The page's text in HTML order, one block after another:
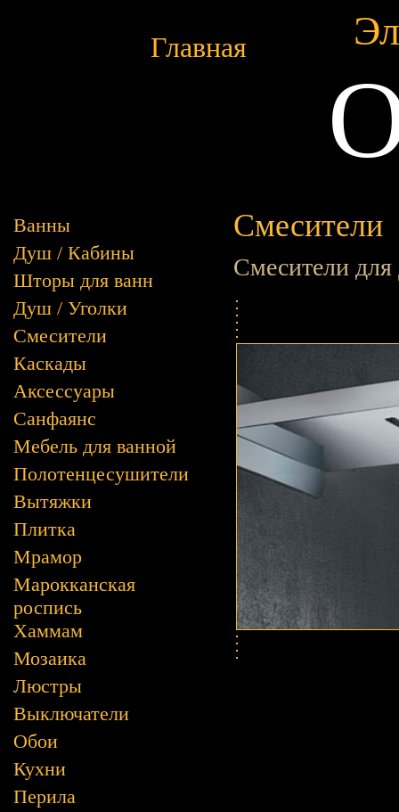
Главная
Ванны
Душ / Кабины
Шторы для ванн
Душ / Уголки
Смесители
Каскады
Аксессуары
Санфаянс
Мебель для ванной
Полотенцесушители
Вытяжки
Плитка
Мрамор
Марокканская
роспись
Хаммам
Мозаика
Люстры
Выключатели
Обои
Кухни
Перила
Смесители
Смесители